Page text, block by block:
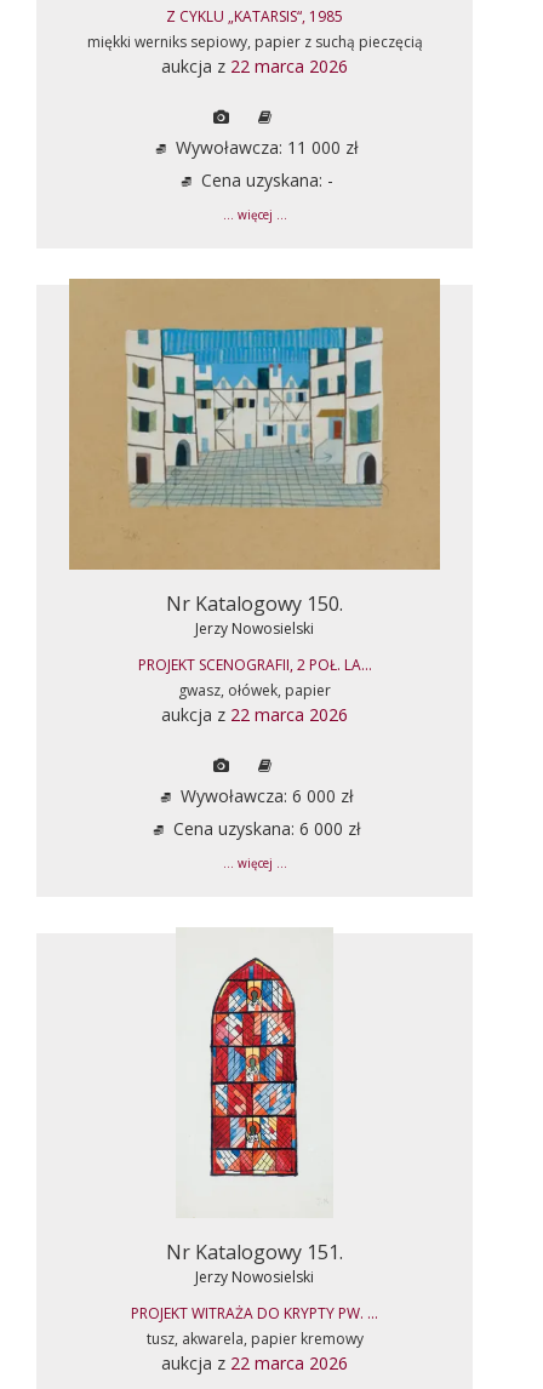
Z CYKLU „KATARSIS“, 1985
miękki werniks sepiowy, papier z suchą pieczęcią
aukcja z 22 marca 2026
Wywoławcza: 11 000 zł
Cena uzyskana: -
... więcej ...
Nr Katalogowy 150.
Jerzy Nowosielski
PROJEKT SCENOGRAFII, 2 POŁ. LA...
gwasz, ołówek, papier
aukcja z 22 marca 2026
Wywoławcza: 6 000 zł
Cena uzyskana: 6 000 zł
... więcej ...
Nr Katalogowy 151.
Jerzy Nowosielski
PROJEKT WITRAŻA DO KRYPTY PW. ...
tusz, akwarela, papier kremowy
aukcja z 22 marca 2026